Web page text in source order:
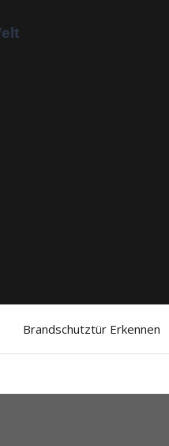
Brandschutztür Erkennen